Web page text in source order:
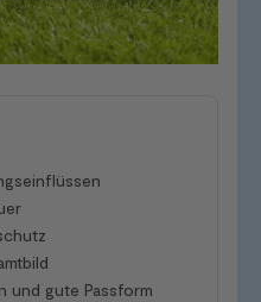
und gute Passform